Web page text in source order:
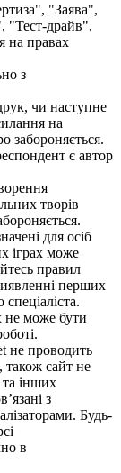
"Заява",
"Тест-драйв",
на правах
з
чи наступне
на
забороняється.
є автор
творів
для осіб
іграх може
правил
перших
не може бути
не проводить
також сайт не
та інших
з
Будь-
в